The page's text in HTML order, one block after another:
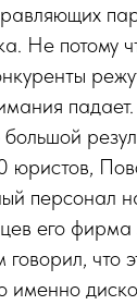
Не потому
юристов,
персонал
его
что
именно